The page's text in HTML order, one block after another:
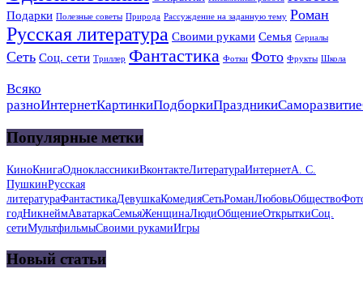
Подарки Полезные советы Природа Рассуждение на заданную тему Роман
Русская литература Своими руками Семья Сериалы
Сеть Соц. сети Триллер Фантастика Фотки Фото Фрукты Школа
Всяко
разноИнтернетКартинкиПодборкиПраздникиСаморазвитие
Популярные метки
КиноКнигаОдноклассникиВконтактеЛитератураИнтернетА. С.
ПушкинРусская
литератураФантастикаДевушкаКомедияСетьРоманЛюбовьОбщество
годНикнеймАватаркаСемьяЖенщинаЛюдиОбщениеОткрыткиСоц.
сетиМультфильмыСвоими рукамиИгры
Новый статьи